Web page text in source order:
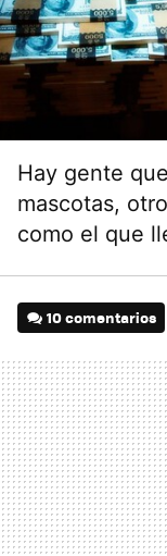
Hay gente
mascotas,
como el que
10 comentarios